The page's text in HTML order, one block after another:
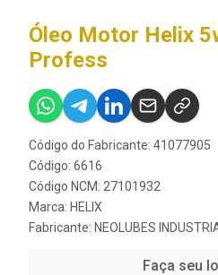
Óleo Motor Helix
Profess
Código do Fabricante: 41077905
Código: 6616
Código NCM: 27101932
Marca: HELIX
Fabricante: NEOLUBES
Faça seu